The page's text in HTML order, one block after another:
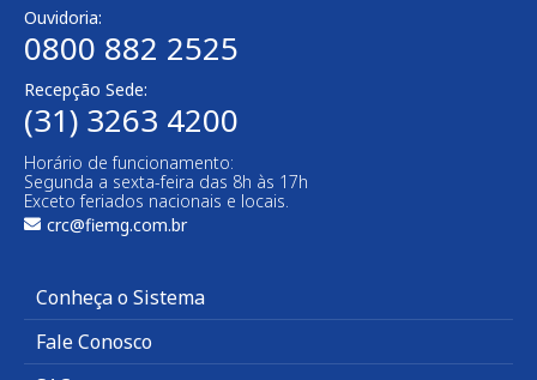
Ouvidoria:
0800 882 2525
Recepção Sede:
(31) 3263 4200
Horário de funcionamento:
Segunda a sexta-feira das 8h às 17h
Exceto feriados nacionais e locais.
crc@fiemg.com.br
Conheça o Sistema
Fale Conosco